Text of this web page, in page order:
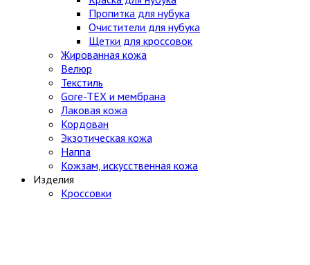
Пропитка для нубука
Очистители для нубука
Щетки для кроссовок
Жированная кожа
Велюр
Текстиль
Gore-TEX и мембрана
Лаковая кожа
Кордован
Экзотическая кожа
Наппа
Кожзам, искусственная кожа
Изделия
Кроссовки